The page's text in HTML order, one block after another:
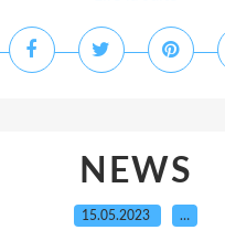
NEWS
15.05.2023 …